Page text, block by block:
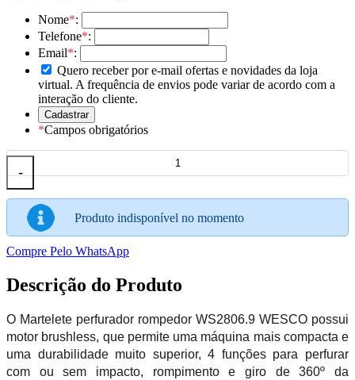
Nome*:
Telefone*:
Email*:
Quero receber por e-mail ofertas e novidades da loja
virtual. A frequência de envios pode variar de acordo com a
interação do cliente.
*Campos obrigatórios
-
Produto indisponível no momento
Compre Pelo WhatsApp
Descrição do Produto
O Martelete perfurador rompedor WS2806.9 WESCO possui
motor brushless, que permite uma máquina mais compacta e
uma durabilidade muito superior, 4 funções para perfurar
com ou sem impacto, rompimento e giro de 360º da